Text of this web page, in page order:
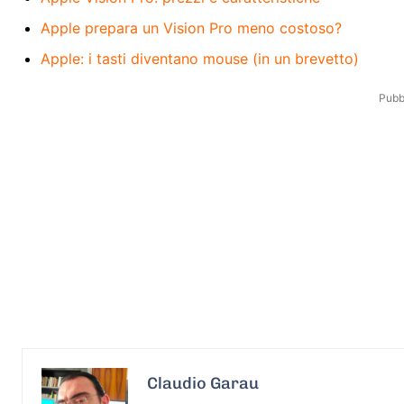
Apple prepara un Vision Pro meno costoso?
Apple: i tasti diventano mouse (in un brevetto)
Claudio Garau